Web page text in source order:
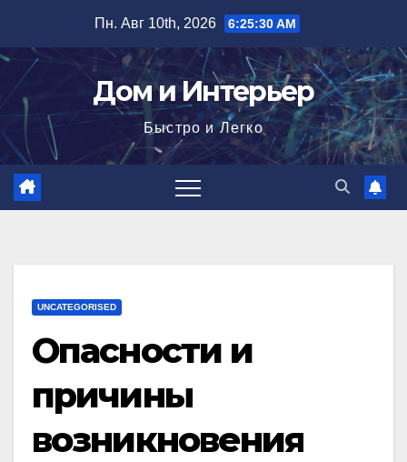
содержимому
Пн. Авг 10th, 2026 6:25:31 AM
Дом и Интерьер
Быстро и Легко
UNCATEGORISED
Опасности и
причины
возникновения